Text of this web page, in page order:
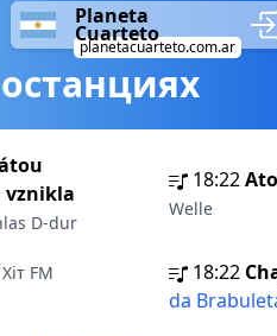
Planeta
Cuarteto
planetacuarteto.com.ar
vznikla
D-dur
18:22
Welle
FM
18:22
da